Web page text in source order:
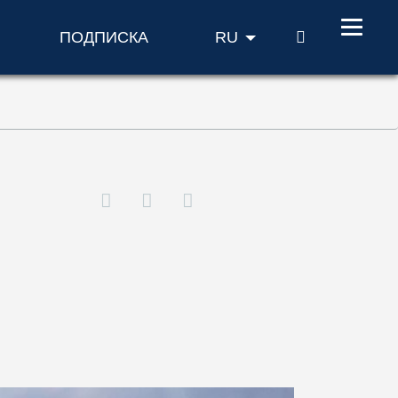
ПОДПИСКА RU ПОИСК